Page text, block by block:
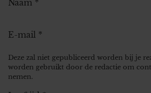
Naam *
E-mail *
Deze zal niet gepubliceerd worden bij je
worden gebruikt door de redactie om
nemen.